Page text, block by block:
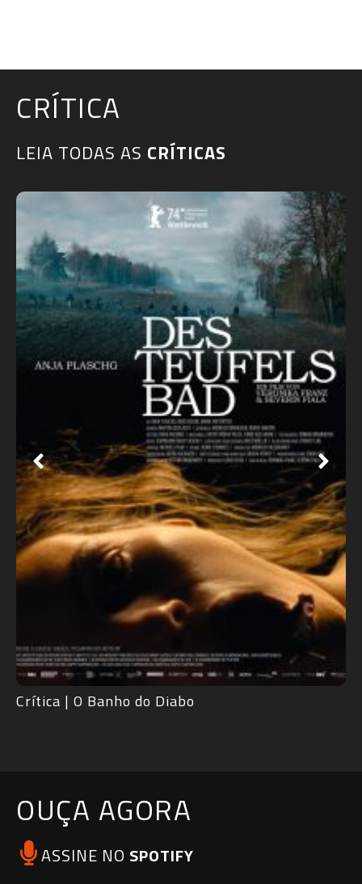
CRÍTICA
LEIA TODAS AS CRÍTICAS​
RdMCast #529 – Frankenstein de Guillermo del
OUÇA AGORA
ASSINE NO SPOTIFY